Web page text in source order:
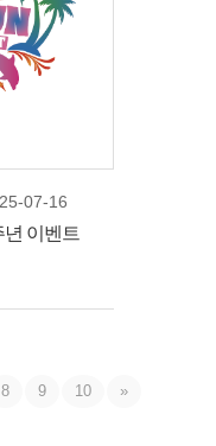
07-16
년 이벤트
8 9 10
»